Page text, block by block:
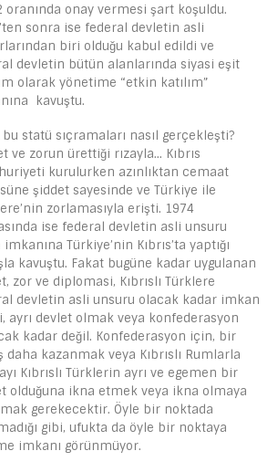
oranında onay vermesi şart koşuldu.
sonra ise federal devletin asli
biri olduğu kabul edildi ve
devletin bütün alanlarında siyasi eşit
olarak yönetime “etkin katılım”
kavuştu.
bu statü sıçramaları nasıl gerçekleşti?
ve zorun ürettiği rızayla… Kıbrıs
kurulurken azınlıktan cemaat
şiddet sayesinde ve Türkiye ile
zorlamasıyla erişti. 1974
ise federal devletin asli unsuru
Türkiye’nin Kıbrıs’ta yaptığı
kavuştu. Fakat bugüne kadar uygulanan
zor ve diplomasi, Kıbrıslı Türklere
devletin asli unsuru olacak kadar imkan
ayrı devlet olmak veya konfederasyon
kadar değil. Konfederasyon için, bir
daha kazanmak veya Kıbrıslı Rumlarla
Kıbrıslı Türklerin ayrı ve egemen bir
olduğuna ikna etmek veya ikna olmaya
gerekecektir. Öyle bir noktada
gibi, ufukta da öyle bir noktaya
imkanı görünmüyor.